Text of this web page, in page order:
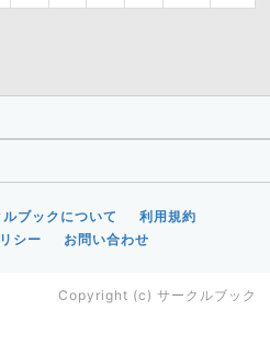
ブックについて
利用規約
シー
お問い合わせ
Copyright (c) サークルブック